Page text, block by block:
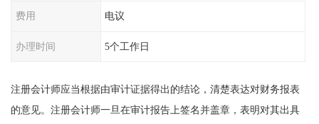
费用 电议
办理时间 5个工作日
注册会计师应当根据由审计证据得出的结论，清楚表达对财务报表
的意见。注册会计师一旦在审计报告上签名并盖章，表明对其出具